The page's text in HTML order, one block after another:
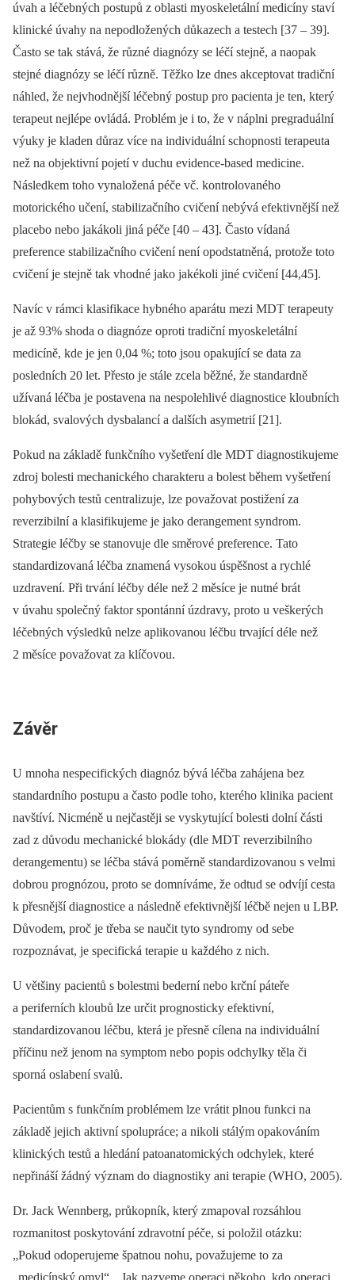
úvah a léčebných postupů z oblasti myoskeletální medicíny staví
klinické úvahy na nepodložených důkazech a testech [37 –⁠ 39].
Často se tak stává, že různé diagnózy se léčí stejně, a naopak
stejné diagnózy se léčí různě. Těžko lze dnes akceptovat tradiční
náhled, že nejvhodnější léčebný postup pro pacienta je ten, který
terapeut nejlépe ovládá. Problém je i to, že v náplni pregraduální
výuky je kladen důraz více na individuální schopnosti terapeuta
než na objektivní pojetí v duchu evidence-based medicine.
Následkem toho vynaložená péče vč. kontrolovaného
motorického učení, stabilizačního cvičení nebývá efektivnější než
placebo nebo jakákoli jiná péče [40 –⁠ 43]. Často vídaná
preference stabilizačního cvičení není opodstatněná, protože toto
cvičení je stejně tak vhodné jako jakékoli jiné cvičení [44,45].
Navíc v rámci klasifikace hybného aparátu mezi MDT terapeuty
je až 93% shoda o diagnóze oproti tradiční myoskeletální
medicíně, kde je jen 0,04 %; toto jsou opakující se data za
posledních 20 let. Přesto je stále zcela běžné, že standardně
užívaná léčba je postavena na nespolehlivé diagnostice kloubních
blokád, svalových dysbalancí a dalších asymetrií [21].
Pokud na základě funkčního vyšetření dle MDT diagnostikujeme
zdroj bolesti mechanického charakteru a bolest během vyšetření
pohybových testů centralizuje, lze považovat postižení za
reverzibilní a klasifikujeme je jako derangement syndrom.
Strategie léčby se stanovuje dle směrové preference. Tato
standardizovaná léčba znamená vysokou úspěšnost a rychlé
uzdravení. Při trvání léčby déle než 2 měsíce je nutné brát
v úvahu společný faktor spontánní úzdravy, proto u veškerých
léčebných výsledků nelze aplikovanou léčbu trvající déle než
2 měsíce považovat za klíčovou.
Závěr
U mnoha nespecifických diagnóz bývá léčba zahájena bez
standardního postupu a často podle toho, kterého klinika pacient
navštíví. Nicméně u nejčastěji se vyskytující bolesti dolní části
zad z důvodu mechanické blokády (dle MDT reverzibilního
derangementu) se léčba stává poměrně standardizovanou s velmi
dobrou prognózou, proto se domníváme, že odtud se odvíjí cesta
k přesnější diagnostice a následně efektivnější léčbě nejen u LBP.
Důvodem, proč je třeba se naučit tyto syndromy od sebe
rozpoznávat, je specifická terapie u každého z nich.
U většiny pacientů s bolestmi bederní nebo krční páteře
a periferních kloubů lze určit prognosticky efektivní,
standardizovanou léčbu, která je přesně cílena na individuální
příčinu než jenom na symptom nebo popis odchylky těla či
sporná oslabení svalů.
Pacientům s funkčním problémem lze vrátit plnou funkci na
základě jejich aktivní spolupráce; a nikoli stálým opakováním
klinických testů a hledání patoanatomických odchylek, které
nepřináší žádný význam do diagnostiky ani terapie (WHO, 2005).
Dr. Jack Wennberg, průkopník, který zmapoval rozsáhlou
rozmanitost poskytování zdravotní péče, si položil otázku:
„Pokud odoperujeme špatnou nohu, považujeme to za
„medicínský omyl“. „Jak nazveme operaci někoho, kdo operaci